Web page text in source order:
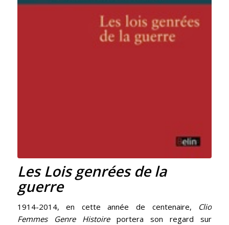
Les Lois genrées de la
guerre
1914-2014, en cette année de centenaire, Clio
Femmes Genre Histoireportera son regard sur